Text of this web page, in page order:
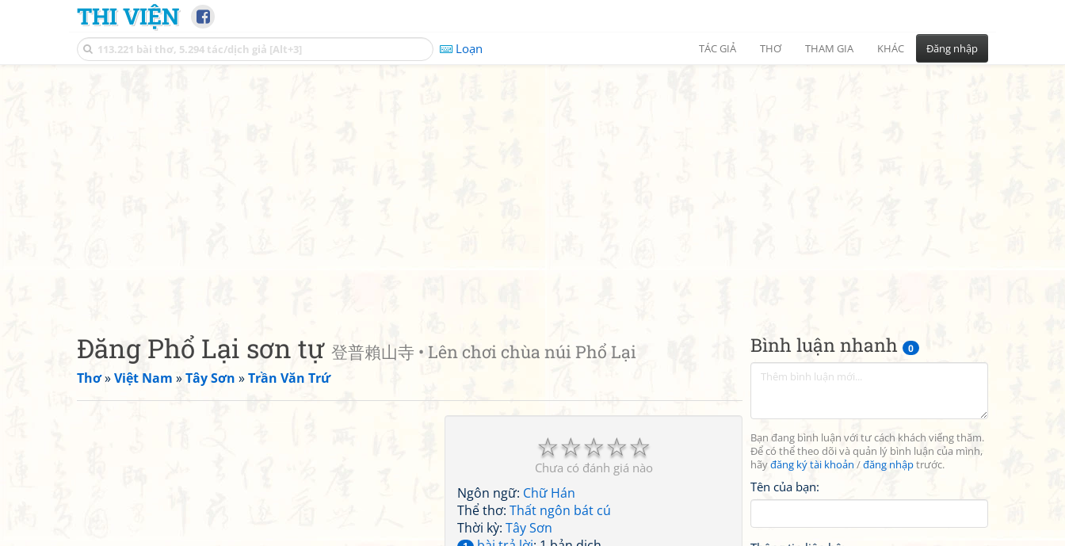
THI VIỆN
Loạn TÁC GIẢ THƠ THAM GIA KHÁC Đăng nhập
Bình luận nhanh 0
Bạn đang bình luận với tư cách khách viếng thăm.
Để có thể theo dõi và quản lý bình luận của mình,
hãyđăng ký tài khoản /đăng nhậptrước.
Tên của bạn:
Đăng Phổ Lại sơn tự 登普賴山寺 • Lên chơi chùa núi Phổ Lại
Thơ»Việt Nam »Tây Sơn »Trần Văn Trứ
☆
☆
☆
☆
☆
Chưa có đánh giá nào
Ngôn ngữ: Chữ Hán
Thể thơ: Thất ngôn bát cú
Thời kỳ: Tây Sơn